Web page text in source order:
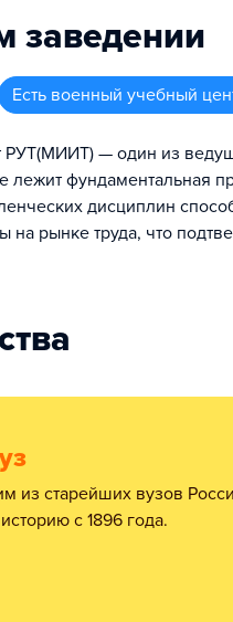
заведении
Есть военный учебный
— один из
лежит фундаментальная
дисциплин
на рынке труда, что
с 1896 года.